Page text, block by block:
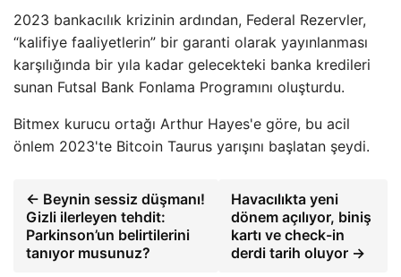
2023 bankacılık krizinin ardından, Federal Rezervler,
“kalifiye faaliyetlerin” bir garanti olarak yayınlanması
karşılığında bir yıla kadar gelecekteki banka kredileri
sunan Futsal Bank Fonlama Programını oluşturdu.
Bitmex kurucu ortağı Arthur Hayes'e göre, bu acil
önlem 2023'te Bitcoin Taurus yarışını başlatan şeydi.
← Beynin sessiz düşmanı!
Gizli ilerleyen tehdit:
Parkinson’un belirtilerini
tanıyor musunuz?
Havacılıkta yeni
dönem açılıyor, biniş
kartı ve check-in
derdi tarih oluyor →